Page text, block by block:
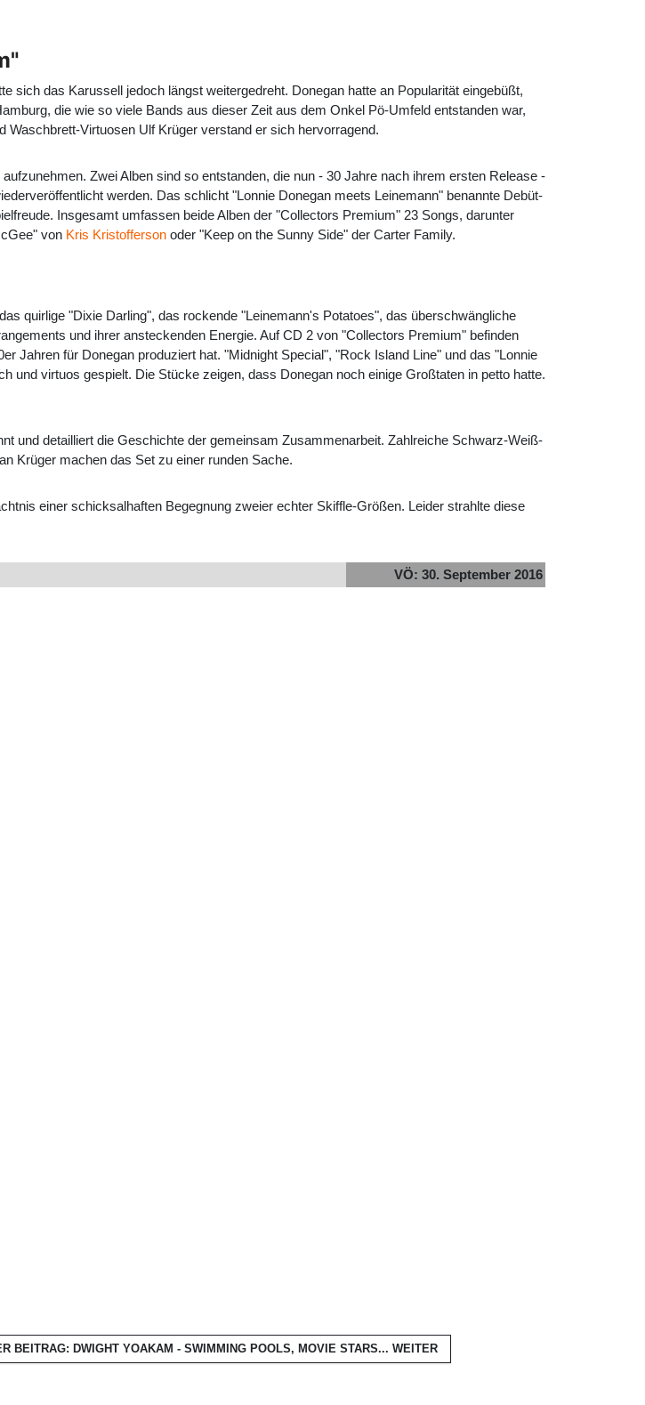
sich das Karussell jedoch längst weitergedreht. Donegan hatte an Popularität eingebüßt,
die wie so viele Bands aus dieser Zeit aus dem Onkel Pö-Umfeld entstanden war,
Waschbrett-Virtuosen Ulf Krüger verstand er sich hervorragend.
Zwei Alben sind so entstanden, die nun - 30 Jahre nach ihrem ersten Release -
werden. Das schlicht "Lonnie Donegan meets Leinemann" benannte Debüt-
Insgesamt umfassen beide Alben der "Collectors Premium" 23 Songs, darunter
von Kris Kristofferson oder "Keep on the Sunny Side" der Carter Family.
quirlige "Dixie Darling", das rockende "Leinemann's Potatoes", das überschwängliche
und ihrer ansteckenden Energie. Auf CD 2 von "Collectors Premium" befinden
Jahren für Donegan produziert hat. "Midnight Special", "Rock Island Line" und das "Lonnie
virtuos gespielt. Die Stücke zeigen, dass Donegan noch einige Großtaten in petto hatte.
und detailliert die Geschichte der gemeinsam Zusammenarbeit. Zahlreiche Schwarz-Weiß-
Krüger machen das Set zu einer runden Sache.
einer schicksalhaften Begegnung zweier echter Skiffle-Größen. Leider strahlte diese
VÖ: 30. September 2016
BEITRAG: DWIGHT YOAKAM - SWIMMING POOLS, MOVIE STARS... WEITER